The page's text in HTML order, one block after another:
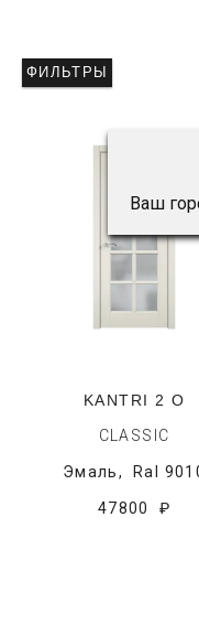
Ваш
ФИЛЬТРЫ
KANTRI 2 O
CLASSIC
Эмаль, Ral
47800 ₽